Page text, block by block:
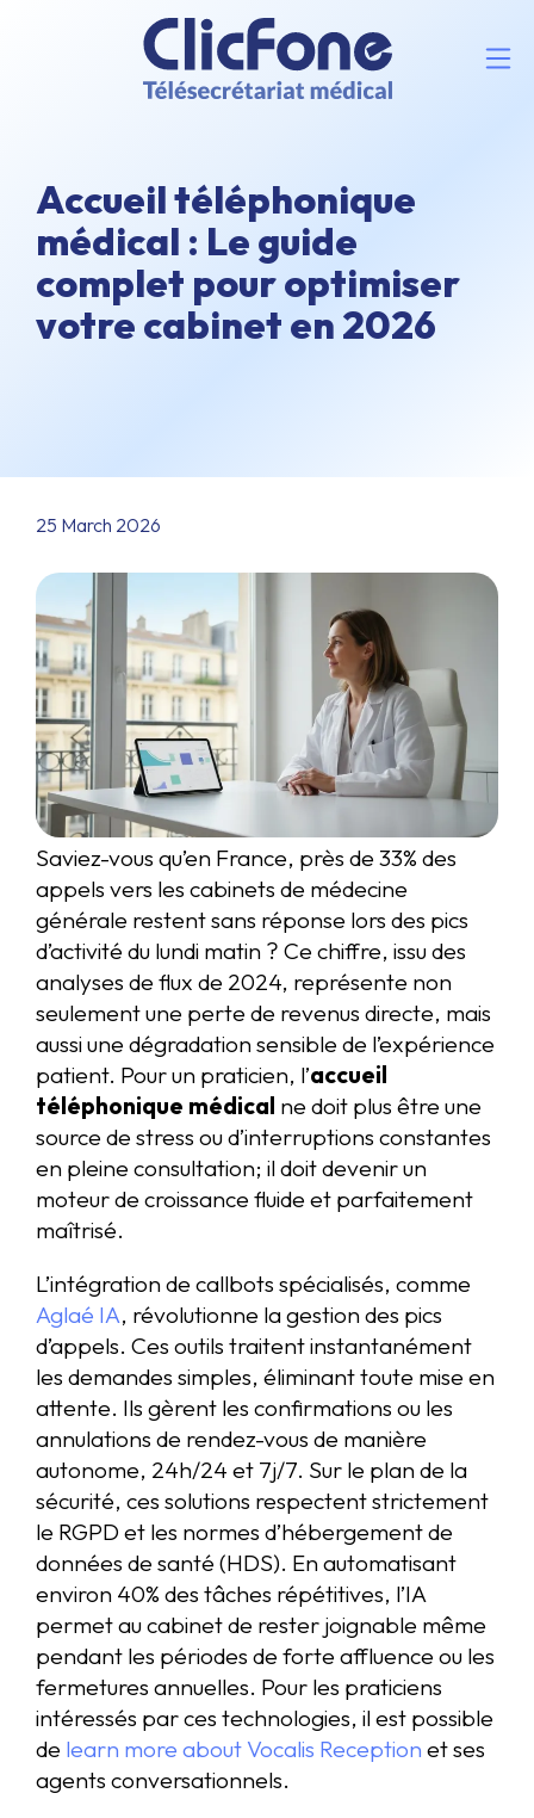
Accueil téléphonique
médical : Le guide
complet pour optimiser
votre cabinet en 2026
25 March 2026
Saviez-vous qu’en France, près de 33% des
appels vers les cabinets de médecine
générale restent sans réponse lors des pics
d’activité du lundi matin ? Ce chiffre, issu des
analyses de flux de 2024, représente non
seulement une perte de revenus directe, mais
aussi une dégradation sensible de l’expérience
patient. Pour un praticien, l’accueil
téléphonique médical ne doit plus être une
source de stress ou d’interruptions constantes
en pleine consultation; il doit devenir un
moteur de croissance fluide et parfaitement
maîtrisé.
L’intégration de callbots spécialisés, comme
Aglaé IA, révolutionne la gestion des pics
d’appels. Ces outils traitent instantanément
les demandes simples, éliminant toute mise en
attente. Ils gèrent les confirmations ou les
annulations de rendez-vous de manière
autonome, 24h/24 et 7j/7. Sur le plan de la
sécurité, ces solutions respectent strictement
le RGPD et les normes d’hébergement de
données de santé (HDS). En automatisant
environ 40% des tâches répétitives, l’IA
permet au cabinet de rester joignable même
pendant les périodes de forte affluence ou les
fermetures annuelles. Pour les praticiens
intéressés par ces technologies, il est possible
de learn more about Vocalis Reception et ses
agents conversationnels.